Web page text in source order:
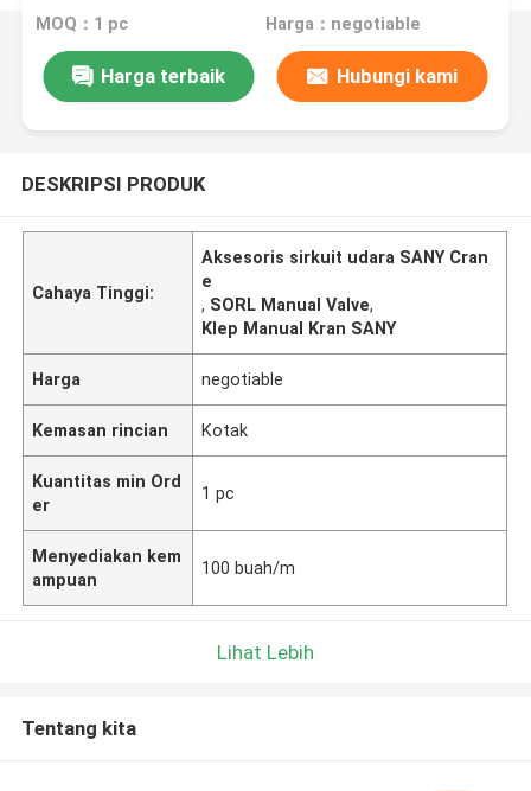
MOQ：1 pc Harga：negotiable
Harga terbaik Hubungi kami
DESKRIPSI PRODUK
Cahaya Tinggi:
Aksesoris sirkuit udara SANY Cran
e
, SORL Manual Valve,
Klep Manual Kran SANY
Harga negotiable
Kemasan rincian Kotak
Kuantitas min Ord
er
1 pc
Menyediakan kem
ampuan
100 buah/m
Lihat Lebih
Tentang kita